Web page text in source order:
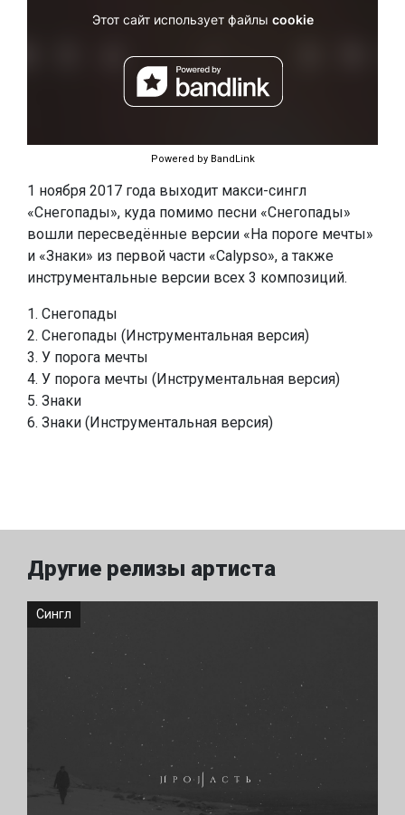
Powered by BandLink
1 ноября 2017 года выходит макси-сингл
«Снегопады», куда помимо песни «Снегопады»
вошли пересведённые версии «На пороге мечты»
и «Знаки» из первой части «Calypso», а также
инструментальные версии всех 3 композиций.
1. Снегопады
2. Снегопады (Инструментальная версия)
3. У порога мечты
4. У порога мечты (Инструментальная версия)
5. Знаки
6. Знаки (Инструментальная версия)
Другие релизы артиста
Сингл